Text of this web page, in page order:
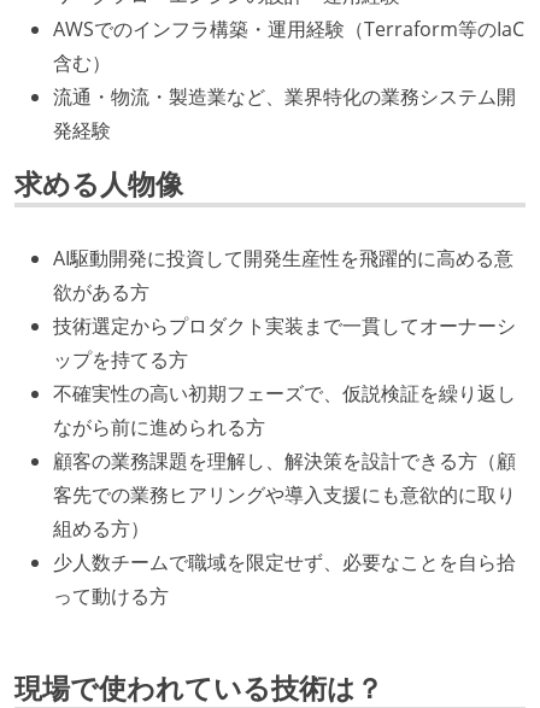
AWSでのインフラ構築・運用経験（Terraform等のIaC
含む）
流通・物流・製造業など、業界特化の業務システム開
発経験
求める人物像
AI駆動開発に投資して開発生産性を飛躍的に高める意
欲がある方
技術選定からプロダクト実装まで一貫してオーナーシ
ップを持てる方
不確実性の高い初期フェーズで、仮説検証を繰り返し
ながら前に進められる方
顧客の業務課題を理解し、解決策を設計できる方（顧
客先での業務ヒアリングや導入支援にも意欲的に取り
組める方）
少人数チームで職域を限定せず、必要なことを自ら拾
って動ける方
現場で使われている技術は？